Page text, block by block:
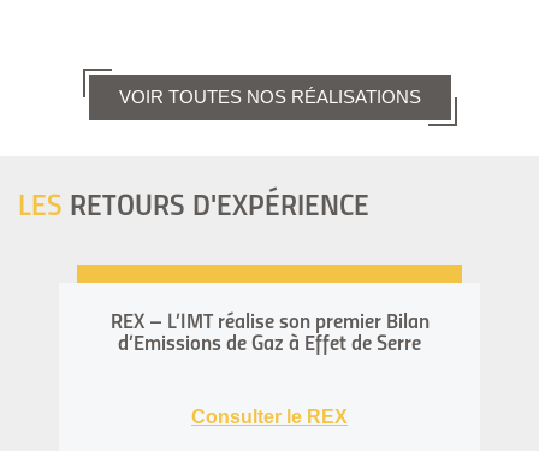
VOIR TOUTES NOS RÉALISATIONS
LES RETOURS D'EXPÉRIENCE
REX – L’IMT réalise son premier Bilan
d’Emissions de Gaz à Effet de Serre
Consulter le REX